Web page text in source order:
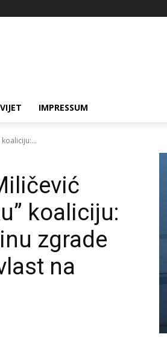
IMPRESSUM
koaliciju:
zgrade
na